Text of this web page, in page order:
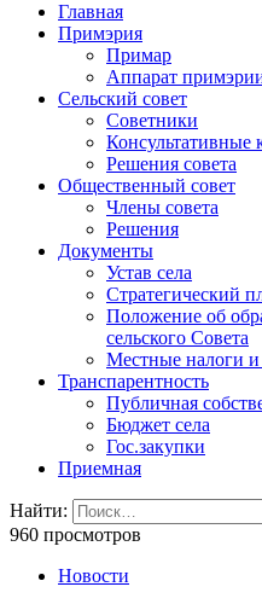
Примэрия Чишмикиой
Главная
Примэрия
Примар
Аппарат
Сельский совет
Советники
Консультативные
Решения совета
Общественный совет
Члены совета
Решения
Документы
Устав села
Стратегический
Положение об
сельского Совета
Местные налоги
Транспарентность
Публичная
Бюджет села
Гос.закупки
Приемная
Найти:
960 просмотров
Новости